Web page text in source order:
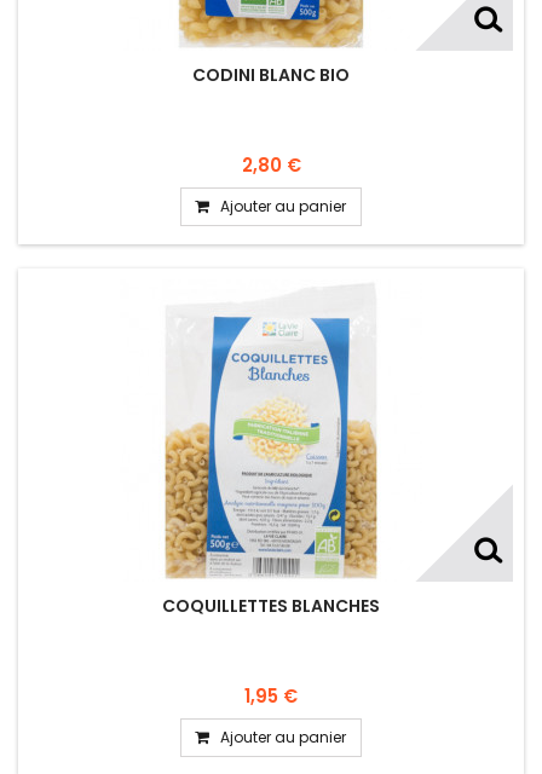
CODINI BLANC BIO
2,80 €
Ajouter au panier
COQUILLETTES BLANCHES
1,95 €
Ajouter au panier